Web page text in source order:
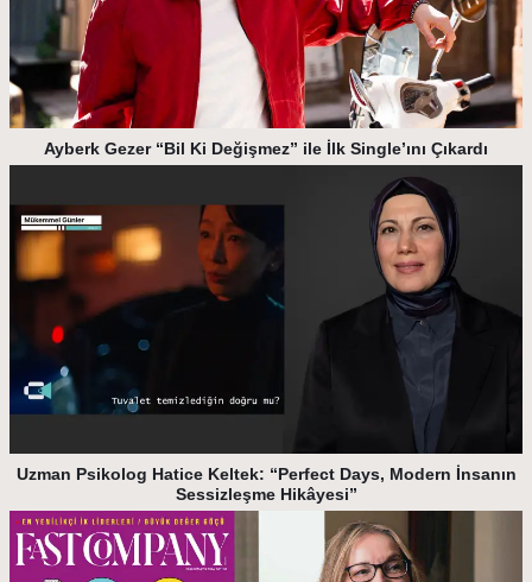
Ayberk Gezer “Bil Ki Değişmez” ile İlk Single’ını Çıkardı
Uzman Psikolog Hatice Keltek: “Perfect Days, Modern İnsanın
Sessizleşme Hikâyesi”